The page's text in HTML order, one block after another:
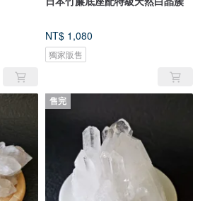
NT$ 1,080
獨家販售
售完